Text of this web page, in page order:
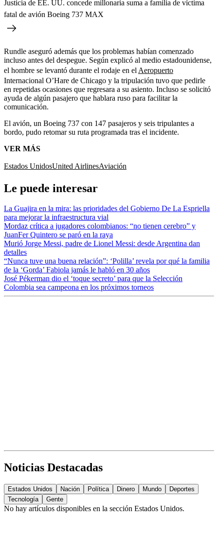
Justicia de EE. UU. concede millonaria suma a familia de víctima
fatal de avión Boeing 737 MAX
Rundle aseguró además que los problemas habían comenzado
incluso antes del despegue. Según explicó al medio estadounidense,
el hombre se levantó durante el rodaje en el Aeropuerto
Internacional O’Hare de Chicago y la tripulación tuvo que pedirle
en repetidas ocasiones que regresara a su asiento. Incluso se solicitó
ayuda de algún pasajero que hablara ruso para facilitar la
comunicación.
El avión, un Boeing 737 con 147 pasajeros y seis tripulantes a
bordo, pudo retomar su ruta programada tras el incidente.
VER MÁS
Estados UnidosUnited AirlinesAviación
Le puede interesar
La Guajira en la mira: las prioridades del Gobierno De La Espriella
para mejorar la infraestructura vial
Mordaz crítica a jugadores colombianos: “no tienen cerebro” y
JuanFer Quintero se paró en la raya
Murió Jorge Messi, padre de Lionel Messi: desde Argentina dan
detalles
“Nunca tuve una buena relación”: ‘Polilla’ revela por qué la familia
de la ‘Gorda’ Fabiola jamás le habló en 30 años
José Pékerman dio el ‘toque secreto’ para que la Selección
Colombia sea campeona en los próximos torneos
Noticias Destacadas
Estados Unidos Nación Política Dinero Mundo
Deportes
Tecnología
Gente
No hay artículos disponibles en la sección Estados Unidos.